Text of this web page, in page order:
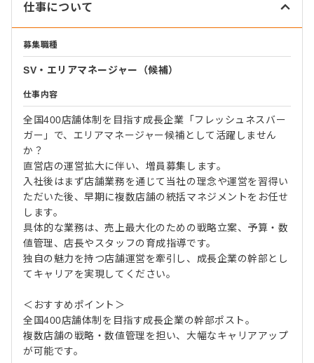
仕事について
募集職種
SV・エリアマネージャー（候補）
仕事内容
全国400店舗体制を目指す成長企業「フレッシュネスバー
ガー」で、エリアマネージャー候補として活躍しません
か？
直営店の運営拡大に伴い、増員募集します。
入社後はまず店舗業務を通じて当社の理念や運営を習得い
ただいた後、早期に複数店舗の統括マネジメントをお任せ
します。
具体的な業務は、売上最大化のための戦略立案、予算・数
値管理、店長やスタッフの育成指導です。
独自の魅力を持つ店舗運営を牽引し、成長企業の幹部とし
てキャリアを実現してください。
＜おすすめポイント＞
全国400店舗体制を目指す成長企業の幹部ポスト。
複数店舗の戦略・数値管理を担い、大幅なキャリアアップ
が可能です。